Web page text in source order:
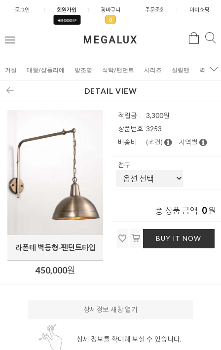
로그인 회원가입
+3000 P
장바구니
0
주문조회 마이쇼핑
MEGALUX
메
검
거실 대형/샹들리에 방조명 식탁/팬던트 시리즈 실링팬 벽조명
DETAIL VIEW
라폰테 벽등형-펜던트타입
450,000원
적립금
3,300원
상품번호 3253
배송비
(조건) 지역별
전구
총 상품 금액 0원
BUY IT NOW
상세정보 새창 열기
상세 정보를 확대해 보실 수 있습니다.